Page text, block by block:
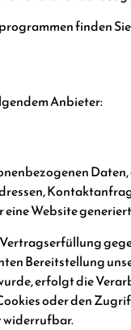
finden
Anbieter:
Website
Bereitstellung
erfolgt die
oder den
widerrufbar.